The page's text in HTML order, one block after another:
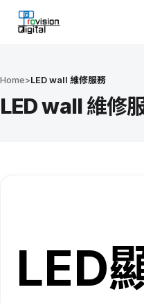
Home>LED wall 維修服務
LED wall 維修
LED